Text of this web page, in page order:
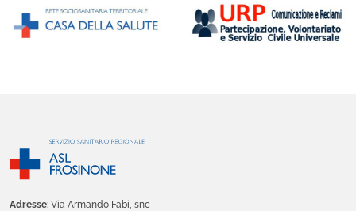
Adresse: Via Armando Fabi, snc